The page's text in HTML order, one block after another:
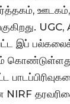
UGC,
இப்